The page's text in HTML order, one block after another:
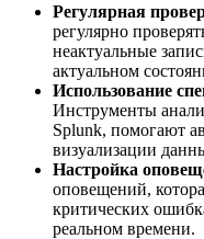
Регулярная
регулярно
неактуальные
актуальном
Использование
Инструменты
Splunk, помогают
визуализации
Настройка
оповещений,
критических
реальном времени.